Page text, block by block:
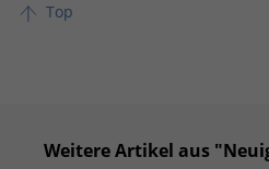
Top
Weitere Artikel aus